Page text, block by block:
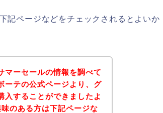
記ページなどをチェックされるとよいか
マーセールの情報を調べて
ーテの公式ページより、グ
入することができましたよ
のある方は下記ページな